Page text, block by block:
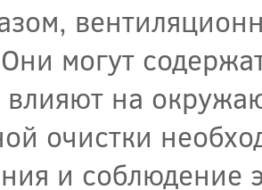
могут
влияют на
очистки
и соблюдение